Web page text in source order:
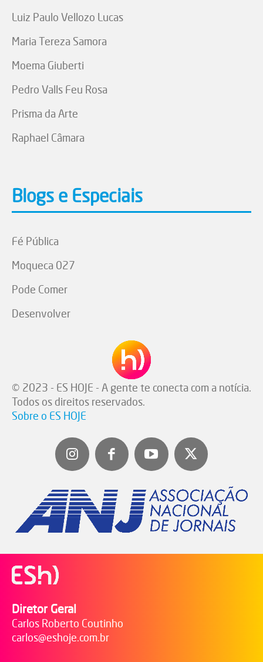
Luiz Paulo Vellozo Lucas
Maria Tereza Samora
Moema Giuberti
Pedro Valls Feu Rosa
Prisma da Arte
Raphael Câmara
Blogs e Especiais
Fé Pública
Moqueca 027
Pode Comer
Desenvolver
© 2023 - ES HOJE - A gente te conecta com a notícia.
Todos os direitos reservados.
Sobre o ES HOJE
Diretor Geral
Carlos Roberto Coutinho
carlos@eshoje.com.br